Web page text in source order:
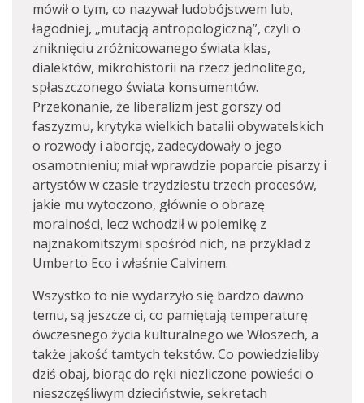
mówił o tym, co nazywał ludobójstwem lub,
łagodniej, „mutacją antropologiczną”, czyli o
zniknięciu zróżnicowanego świata klas,
dialektów, mikrohistorii na rzecz jednolitego,
spłaszczonego świata konsumentów.
Przekonanie, że liberalizm jest gorszy od
faszyzmu, krytyka wielkich batalii obywatelskich
o rozwody i aborcję, zadecydowały o jego
osamotnieniu; miał wprawdzie poparcie pisarzy i
artystów w czasie trzydziestu trzech procesów,
jakie mu wytoczono, głównie o obrazę
moralności, lecz wchodził w polemikę z
najznakomitszymi spośród nich, na przykład z
Umberto Eco i właśnie Calvinem.
Wszystko to nie wydarzyło się bardzo dawno
temu, są jeszcze ci, co pamiętają temperaturę
ówczesnego życia kulturalnego we Włoszech, a
także jakość tamtych tekstów. Co powiedzieliby
dziś obaj, biorąc do ręki niezliczone powieści o
nieszczęśliwym dzieciństwie, sekretach